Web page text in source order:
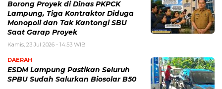
Borong Proyek di Dinas PKPCK
Lampung, Tiga Kontraktor Diduga
Monopoli dan Tak Kantongi SBU
Saat Garap Proyek
Kamis, 23 Jul 2026 - 14:53 WIB
DAERAH
ESDM Lampung Pastikan Seluruh
SPBU Sudah Salurkan Biosolar B50